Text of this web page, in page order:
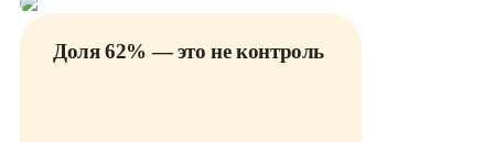
Доля 62% — это не контроль